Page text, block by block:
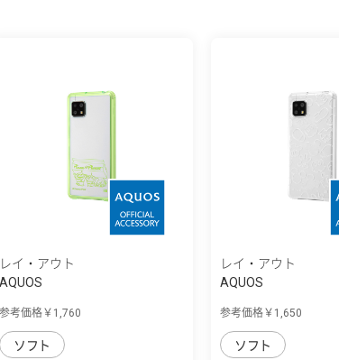
レイ・アウト
AQUOS
ｨ...
参考価格￥1,760
ソフト
レイ・アウト
AQUOS
ｨ...
参考価格￥1,650
ソフト